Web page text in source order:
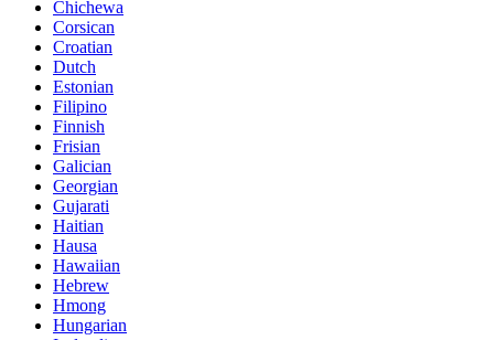
Chichewa
Corsican
Croatian
Dutch
Estonian
Filipino
Finnish
Frisian
Galician
Georgian
Gujarati
Haitian
Hausa
Hawaiian
Hebrew
Hmong
Hungarian